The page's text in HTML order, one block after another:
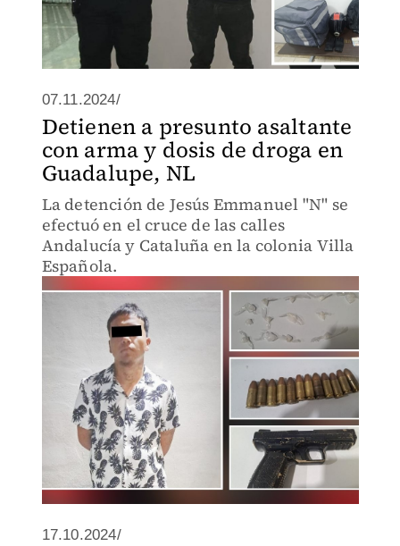
07.11.2024/
Detienen a presunto asaltante
con arma y dosis de droga en
Guadalupe, NL
La detención de Jesús Emmanuel "N" se
efectuó en el cruce de las calles
Andalucía y Cataluña en la colonia Villa
Española.
17.10.2024/